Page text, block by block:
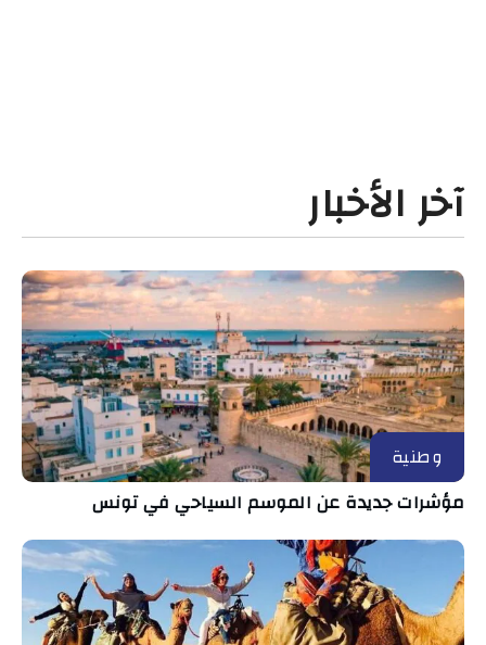
آخر الأخبار
وطنية
مؤشرات جديدة عن الموسم السياحي في تونس